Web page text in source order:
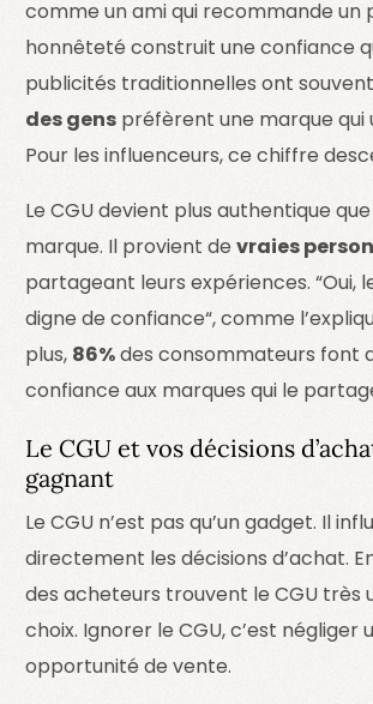
comme un ami qui recommande un
honnêteté construit une confiance
publicités traditionnelles ont
des gens préfèrent une marque qui
Pour les influenceurs, ce chiffre
Le CGU devient plus authentique
marque. Il provient devraies
partageant leurs expériences. “Oui,
digne de confiance“, comme
plus, 86%des consommateurs font
confiance aux marques qui le
Le CGU et vos décisions
gagnant
Le CGU n’est pas qu’un gadget. Il
directement les décisions d’achat.
des acheteurs trouvent le CGU très
choix. Ignorer le CGU, c’est négliger
opportunité de vente.